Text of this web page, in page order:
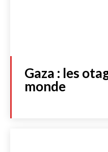
Gaza : les
monde